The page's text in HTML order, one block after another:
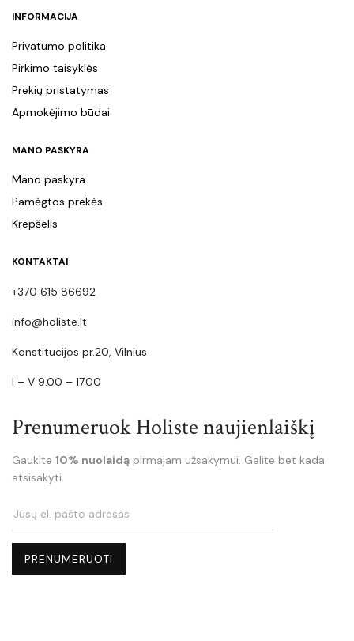
INFORMACIJA
Privatumo politika
Pirkimo taisyklės
Prekių pristatymas
Apmokėjimo būdai
MANO PASKYRA
Mano paskyra
Pamėgtos prekės
Krepšelis
KONTAKTAI
+370 615 86692
info@holiste.lt
Konstitucijos pr.20, Vilnius
I – V 9.00 – 17.00
Prenumeruok Holiste naujienlaiškį
Gaukite 10% nuolaidą pirmajam užsakymui. Galite bet kada
atsisakyti.